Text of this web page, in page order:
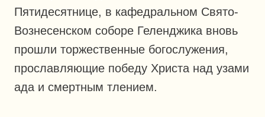
Пятидесятнице, в кафедральном Свято-
Вознесенском соборе Геленджика вновь
прошли торжественные богослужения,
прославляющие победу Христа над узами
ада и смертным тлением.